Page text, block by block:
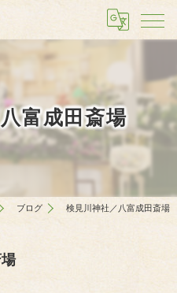
富成田斎場
ブログ 検見川神社／八富成田斎場